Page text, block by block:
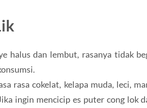
halus dan lembut, rasanya tidak
rasa cokelat, kelapa muda, leci,
ingin mencicip es puter cong lok